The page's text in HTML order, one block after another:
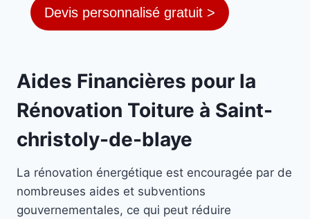
Devis personnalisé gratuit >
Aides Financières pour la
Rénovation Toiture à Saint-
christoly-de-blaye
La rénovation énergétique est encouragée par de
nombreuses aides et subventions
gouvernementales, ce qui peut réduire